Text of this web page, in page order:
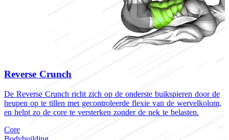
Reverse Crunch
De Reverse Crunch richt zich op de onderste buikspieren door de
heupen op te tillen met gecontroleerde flexie van de wervelkolom,
en helpt zo de core te versterken zonder de nek te belasten.
Core